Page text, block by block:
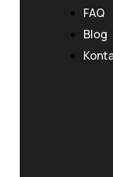
FAQ
Blog